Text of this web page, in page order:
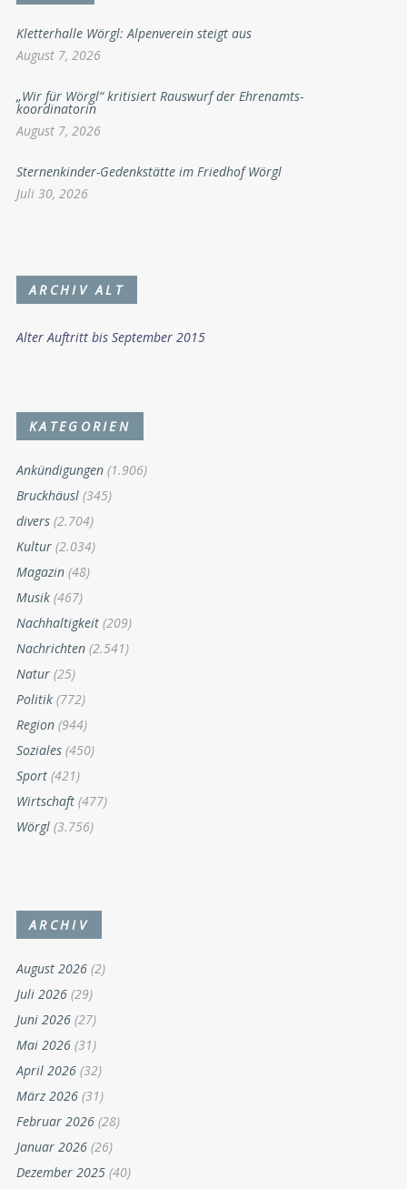
Kletterhalle Wörgl: Alpenverein steigt aus
August 7, 2026
„Wir für Wörgl“ kritisiert Rauswurf der Ehrenamts-
koordinatorin
August 7, 2026
Sternenkinder-Gedenkstätte im Friedhof Wörgl
Juli 30, 2026
ARCHIV ALT
Alter Auftritt bis September 2015
KATEGORIEN
Ankündigungen (1.906)
Bruckhäusl (345)
divers (2.704)
Kultur (2.034)
Magazin (48)
Musik (467)
Nachhaltigkeit (209)
Nachrichten (2.541)
Natur (25)
Politik (772)
Region (944)
Soziales (450)
Sport (421)
Wirtschaft (477)
Wörgl (3.756)
ARCHIV
August 2026 (2)
Juli 2026 (29)
Juni 2026 (27)
Mai 2026 (31)
April 2026 (32)
März 2026 (31)
Februar 2026 (28)
Januar 2026 (26)
Dezember 2025 (40)